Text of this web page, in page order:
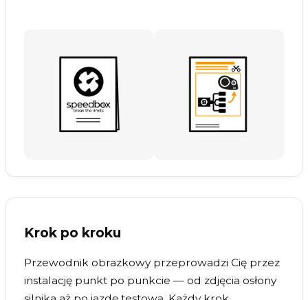
Krok po kroku
Przewodnik obrazkowy przeprowadzi Cię przez
instalację punkt po punkcie — od zdjęcia osłony